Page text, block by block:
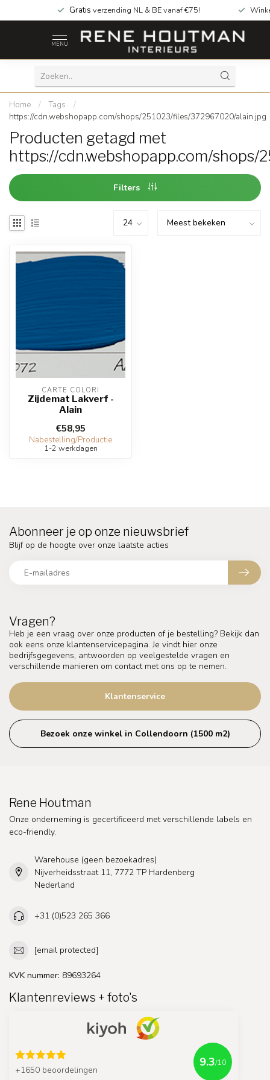
Gratis verzending NL & BE vanaf €75!
MENU
Home / Tags
/
https://cdn.webshopapp.com/shops/251023/files/372967020/alain.jpg
Producten getagd met
https://cdn.webshopapp.com/
Filters
CARTE COLORI
Zijdemat Lakverf -
Alain
€58,95
Nabestelling/Productie
1-2 werkdagen
Vragen?
Heb je een vraag over onze producten of je bestelling? Bekijk dan
ook eens onze klantenservicepagina. Je vindt hier onze
bedrijfsgegevens, antwoorden op veelgestelde vragen en
verschillende manieren om contact met ons op te nemen.
Klantenservice
Bezoek onze winkel in Collendoorn (1500 m2)
Abonneer je op onze nieuwsbrief
Blijf op de hoogte over onze laatste acties
Rene Houtman
Onze onderneming is gecertificeerd met verschillende labels en
eco-friendly.
Warehouse (geen bezoekadres)
Nijverheidsstraat 11, 7772 TP Hardenberg
Nederland
+31 (0)523 265 366
[email protected]
KVK nummer: 89693264
Klantenreviews + foto's
+1650 beoordelingen
9.3/10